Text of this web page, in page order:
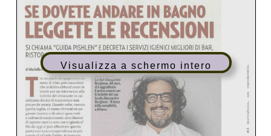
Visualizza a schermo intero